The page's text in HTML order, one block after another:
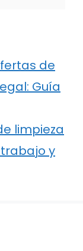
de
Guía
limpieza
y